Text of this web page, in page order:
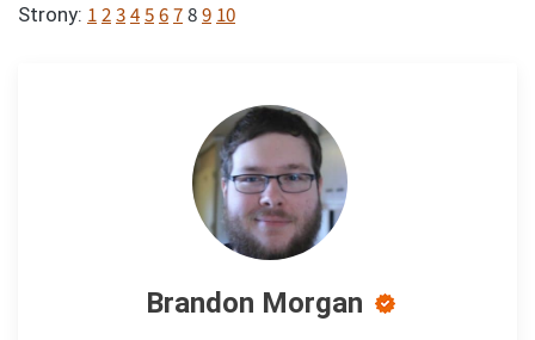
Strony: 12345678910
Brandon Morgan